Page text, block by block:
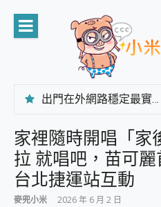
content
出門在外網路穩定最實在 「台灣大哥大」榮獲 4G/5G 在線率全球 NO.3 全台第一與全台六冠王實測心得，走到哪順到哪！
CP 值天花板~ Bongcom BS5 足球君開箱~ 短焦投影機 3千元就能擁有！ 折扣碼在這～
專為 PC上的 XBOX和掌機設
台灣製攝影機在這裡，100%全無線設計 SpotCam Solo Eco 太陽能防水雲端攝影機 SpotCam Solo 3 2.5K高畫質戶外攝影機 開箱 評測
家裡隨時開唱「家
拉 就唱吧，苗可
台北捷運站互動
麥兜小米 2026 年 6 月 2 日